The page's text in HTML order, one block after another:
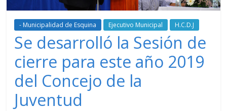
- Municipalidad de Esquina Ejecutivo Municipal H.C.D.J
Se desarrolló la Sesión de
cierre para este año 2019
del Concejo de la
Juventud